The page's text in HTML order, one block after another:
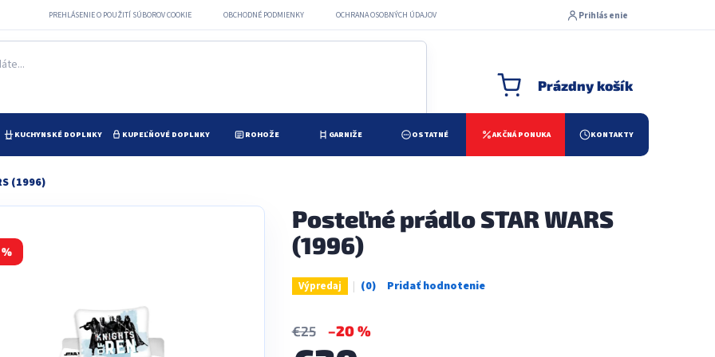
PREHLÁSENIE O POUŽITÍ SÚBOROV COOKIE OBCHODNÉ PODMIENKY OCHRANA OSOBNÝCH ÚDAJOV Prihlásenie
NÁKUPNÝ KOŠÍK
Prázdny košík
KUCHYNSKÉ DOPLNKY KUPEĽŇOVÉ DOPLNKY ROHOŽE GARNIŽE OSTATNÉ AKČNÁ PONUKA KONTAKTY
(1996)
Posteľné prádlo STAR WARS
(1996)
Výpredaj
Priemerné
je
€25 –20 %